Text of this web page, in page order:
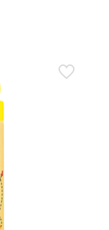
potrebbe
beneficio
tuttavia il
chiari dopo
subito, in